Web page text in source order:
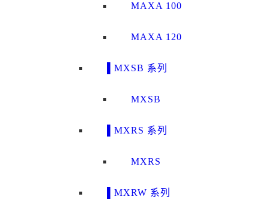
MAXA 100
MAXA 120
▌MXSB 系列
MXSB
▌MXRS 系列
MXRS
▌MXRW 系列